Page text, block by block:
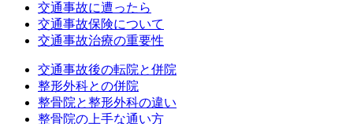
交通事故に遭ったら
交通事故保険について
交通事故治療の重要性
交通事故後の転院と併院
整形外科との併院
整骨院と整形外科の違い
整骨院の上手な通い方